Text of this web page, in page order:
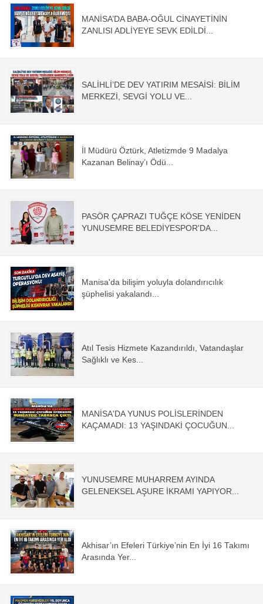
MANİSA’DA BABA-OĞUL CİNAYETİNİN
ZANLISI ADLİYEYE SEVK EDİLDİ...
SALİHLİ’DE DEV YATIRIM MESAİSİ: BİLİM
MERKEZİ, SEVGİ YOLU VE...
İl Müdürü Öztürk, Atletizmde 9 Madalya
Kazanan Belinay’ı Ödü...
PASÖR ÇAPRAZI TUĞÇE KÖSE YENİDEN
YUNUSEMRE BELEDİYESPOR'DA...
Manisa'da bilişim yoluyla dolandırıcılık
şüphelisi yakalandı...
Atıl Tesis Hizmete Kazandırıldı, Vatandaşlar
Sağlıklı ve Kes...
MANİSA'DA YUNUS POLİSLERİNDEN
KAÇAMADI: 13 YAŞINDAKİ ÇOCUĞUN...
YUNUSEMRE MUHARREM AYINDA
GELENEKSEL AŞURE İKRAMI YAPIYOR...
Akhisar’ın Efeleri Türkiye’nin En İyi 16 Takımı
Arasında Yer...